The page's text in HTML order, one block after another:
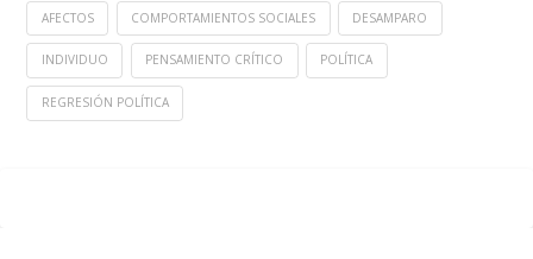
AFECTOS COMPORTAMIENTOS SOCIALES DESAMPARO
INDIVIDUO PENSAMIENTO CRÍTICO POLÍTICA
REGRESIÓN POLÍTICA